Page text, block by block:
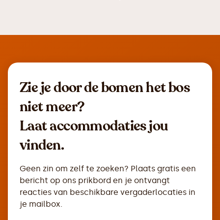
Zie je door de bomen het bos
niet meer?
Laat accommodaties jou
vinden.
Geen zin om zelf te zoeken? Plaats gratis een
bericht op ons prikbord en je ontvangt
reacties van beschikbare vergaderlocaties in
je mailbox.